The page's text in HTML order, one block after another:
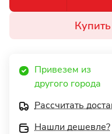
Привезем из
другого города
Рассчитать
Нашли дешевле?